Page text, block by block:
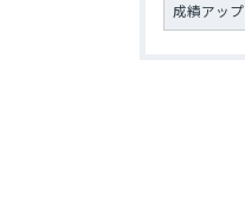
成績アップ